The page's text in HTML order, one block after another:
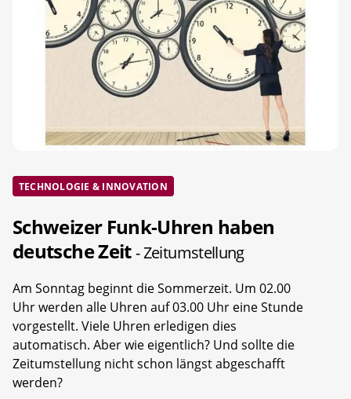
TECHNOLOGIE & INNOVATION
Schweizer Funk-Uhren haben
deutsche Zeit- Zeitumstellung
Am Sonntag beginnt die Sommerzeit. Um 02.00
Uhr werden alle Uhren auf 03.00 Uhr eine Stunde
vorgestellt. Viele Uhren erledigen dies
automatisch. Aber wie eigentlich? Und sollte die
Zeitumstellung nicht schon längst abgeschafft
werden?